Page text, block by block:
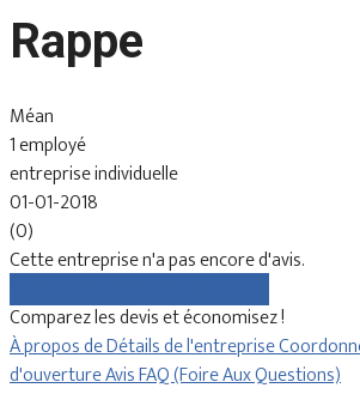
Rappe
Méan
1 employé
entreprise individuelle
01-01-2018
(0)
Cette entreprise n'a pas encore d'avis.
Comparez les devis et économisez !
À propos deDétails de l'entreprise
d'ouvertureAvisFAQ (Foire Aux Questions)